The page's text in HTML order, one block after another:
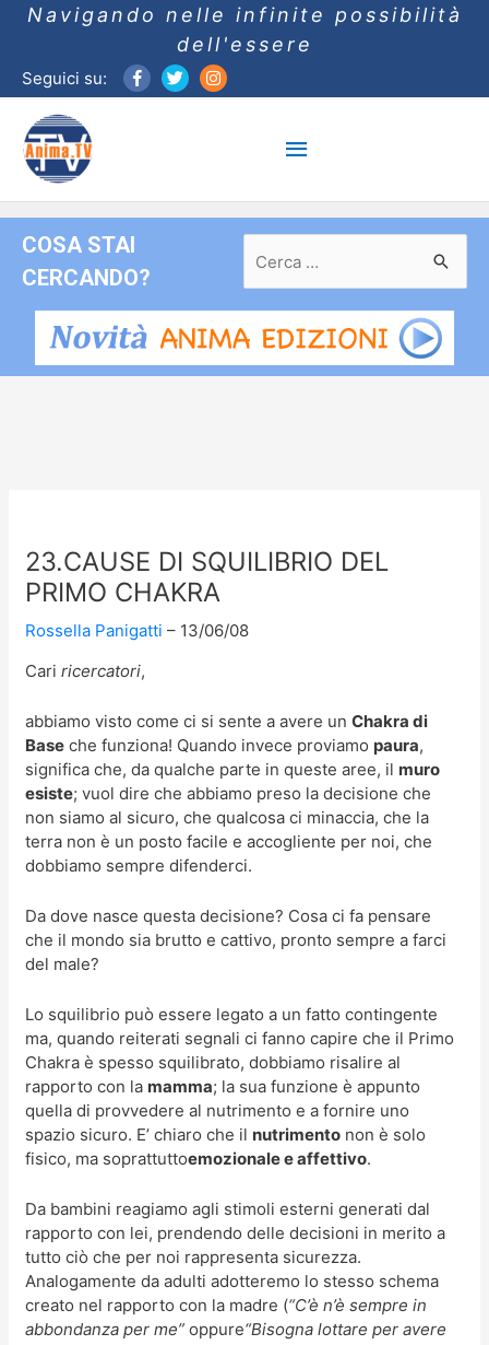
Navigando nelle infinite possibilità
dell'essere
Seguici su:
Menu
principale
COSA STAI
CERCANDO?
per:
23.CAUSE DI SQUILIBRIO DEL
PRIMO CHAKRA
Rossella Panigatti
13/06/08
Cariricercatori,
abbiamo visto come ci si sente a avere unChakra di
Base che funziona! Quando invece proviamo paura,
significa che, da qualche parte in queste aree, il muro
esiste; vuol dire che abbiamo preso la decisione che
non siamo al sicuro, che qualcosa ci minaccia, che la
terra non è un posto facile e accogliente per noi, che
dobbiamo sempre difenderci.
Da dove nasce questa decisione? Cosa ci fa pensare
che il mondo sia brutto e cattivo, pronto sempre a farci
del male?
Lo squilibrio può essere legato a un fatto contingente
ma, quando reiterati segnali ci fanno capire che il Primo
Chakra è spesso squilibrato, dobbiamo risalire al
rapporto con la mamma; la sua funzione è appunto
quella di provvedere al nutrimento e a fornire uno
spazio sicuro. E’ chiaro che il nutrimento non è solo
fisico, ma soprattuttoemozionale e affettivo.
Da bambini reagiamo agli stimoli esterni generati dal
rapporto con lei, prendendo delle decisioni in merito a
tutto ciò che per noi rappresenta sicurezza.
Analogamente da adulti adotteremo lo stesso schema
creato nel rapporto con la madre (“C’è n’è sempre in
abbondanza per me” oppure“Bisogna lottare per avere